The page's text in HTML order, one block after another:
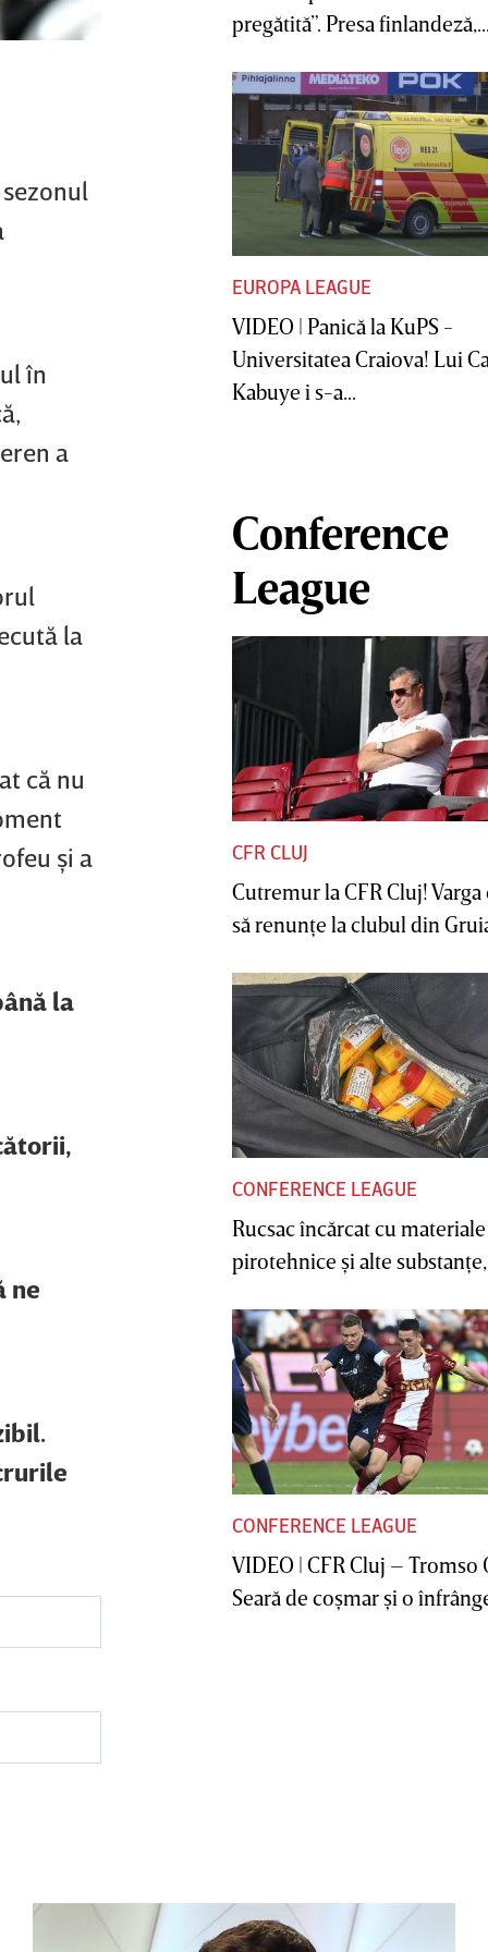
în
a
la
că nu
şi a
la
ne
pregătită”. Presa
EUROPA LEAGUE
VIDEO | Panică la KuPS -
Universitatea Craiova! Lui
Kabuye i s-a...
Conference
League
CFR CLUJ
Cutremur la CFR Cluj! Varga
să renunţe la clubul din
CONFERENCE LEAGUE
Rucsac încărcat cu materiale
pirotehnice şi alte substanţe,
CONFERENCE LEAGUE
VIDEO | CFR Cluj – Tromso
Seară de coşmar şi o